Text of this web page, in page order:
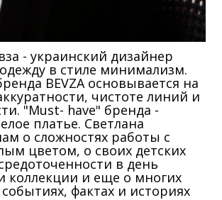
- украинский дизайнер
в стиле минимализм.
BEVZA основывается на
чистоте линий и
"Must- have" бренда -
платье. Светлана
о сложностях работы с
цветом, о своих детских
в день
коллекции и еще о многих
фактах и историях